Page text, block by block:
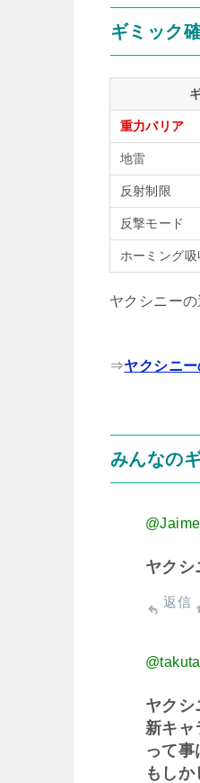
ギミック
重力バリア
地雷
反射制限
反撃モード
ホーミング吸
ヤクシニー
⇒ヤクシニ
みんなの
ヤクシ
返信
ヤクシ
新キャ
って事
もし